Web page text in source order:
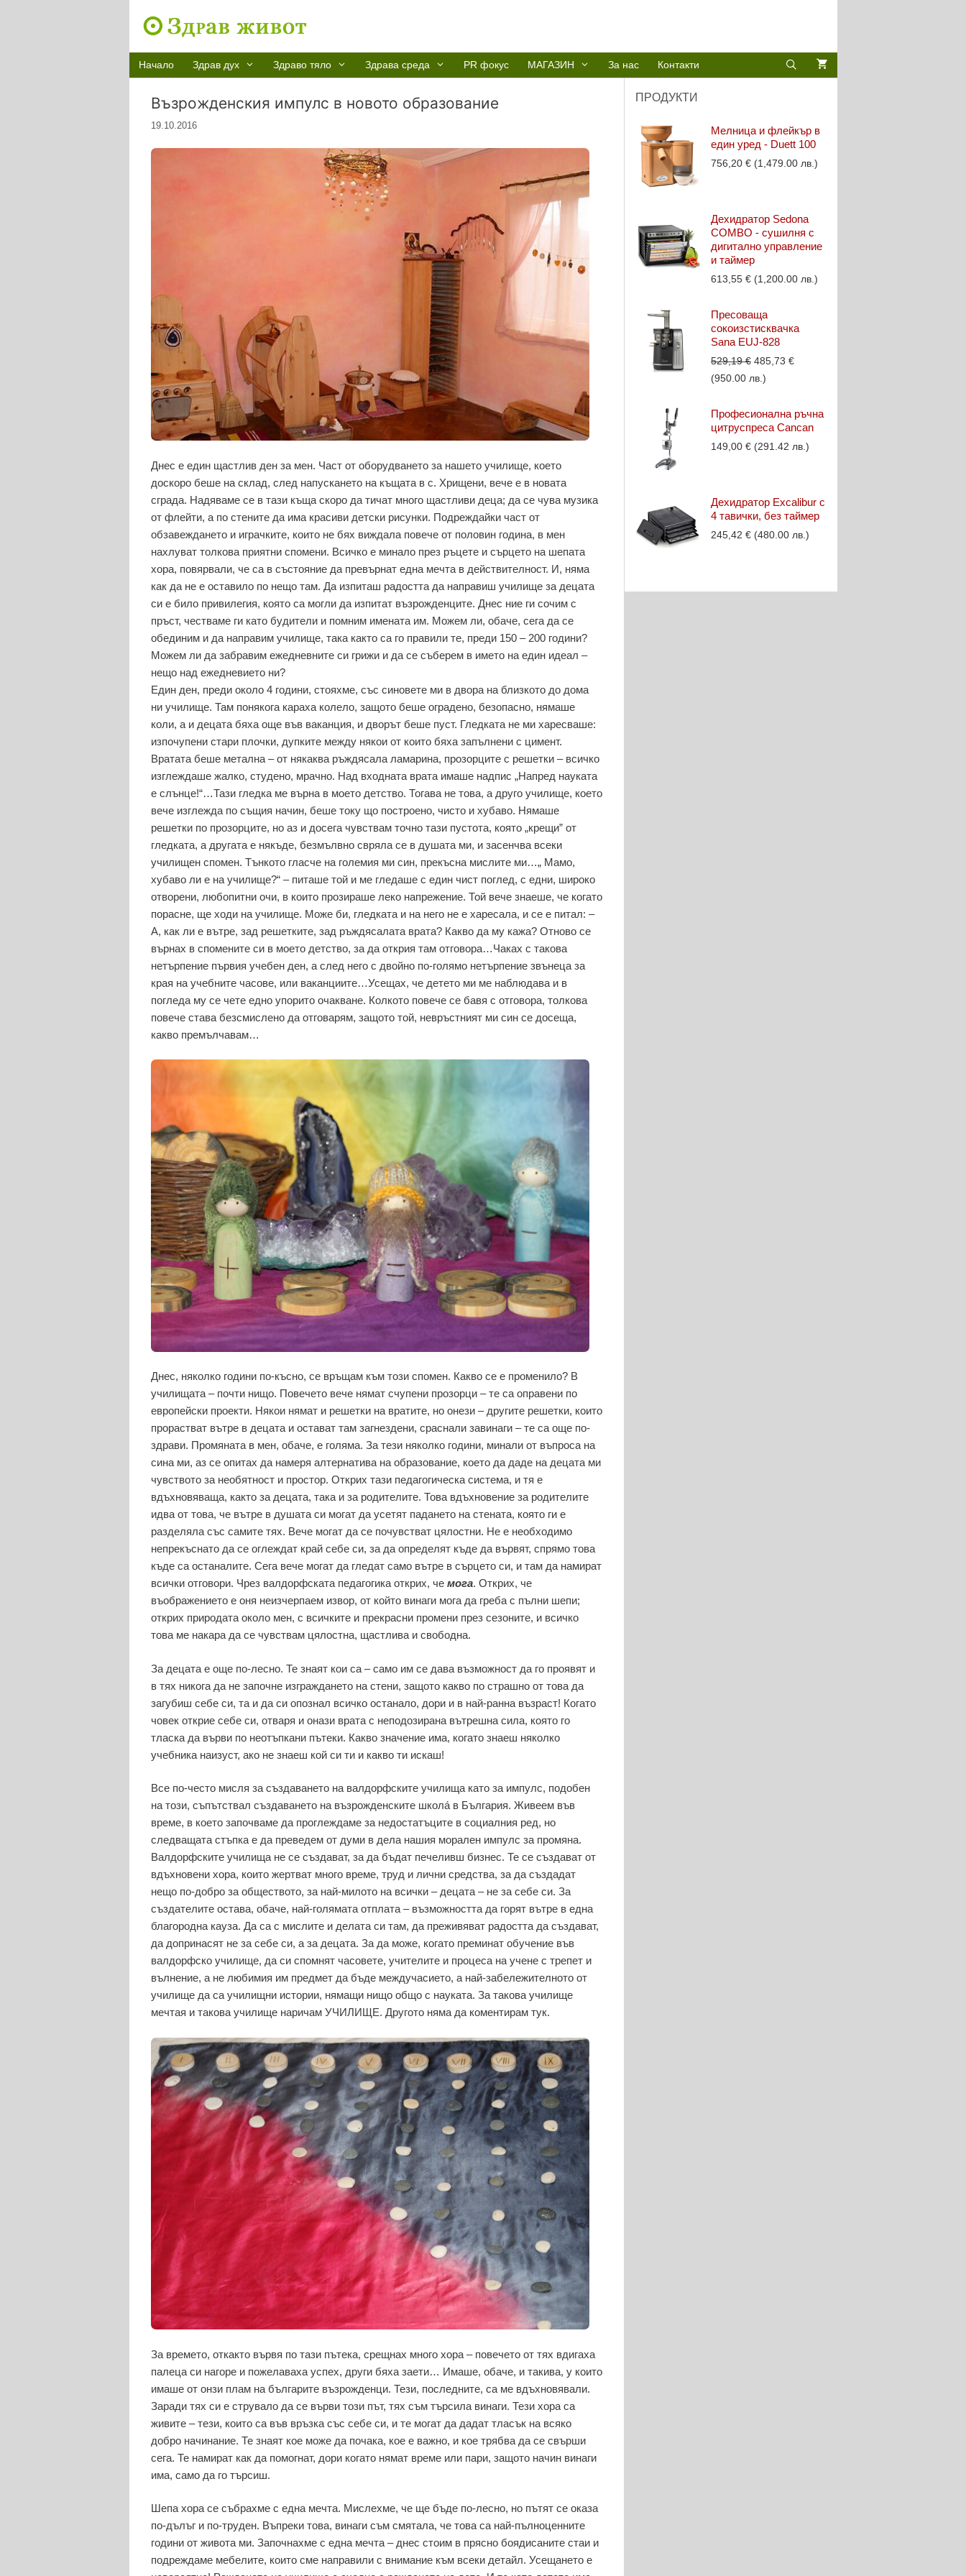
Начало Здрав дух Здраво тяло Здрава среда PR фокус МАГАЗИН За нас Контакти
Възрожденския импулс в новото образование
19.10.2016
Днес е един щастлив ден за мен. Част от оборудването за нашето училище, което
доскоро беше на склад, след напускането на къщата в с. Хрищени, вече е в новата
сграда. Надяваме се в тази къща скоро да тичат много щастливи деца; да се чува музика
от флейти, а по стените да има красиви детски рисунки. Подреждайки част от
обзавеждането и играчките, които не бях виждала повече от половин година, в мен
нахлуват толкова приятни спомени. Всичко е минало през ръцете и сърцето на шепата
хора, повярвали, че са в състояние да превърнат една мечта в действителност. И, няма
как да не е оставило по нещо там. Да изпиташ радостта да направиш училище за децата
си е било привилегия, която са могли да изпитат възрожденците. Днес ние ги сочим с
пръст, честваме ги като будители и помним имената им. Можем ли, обаче, сега да се
обединим и да направим училище, така както са го правили те, преди 150 – 200 години?
Можем ли да забравим ежедневните си грижи и да се съберем в името на един идеал –
нещо над ежедневието ни?
Един ден, преди около 4 години, стояхме, със синовете ми в двора на близкото до дома
ни училище. Там понякога караха колело, защото беше оградено, безопасно, нямаше
коли, а и децата бяха още във ваканция, и дворът беше пуст. Гледката не ми харесваше:
изпочупени стари плочки, дупките между някои от които бяха запълнени с цимент.
Вратата беше метална – от някаква ръждясала ламарина, прозорците с решетки – всичко
изглеждаше жалко, студено, мрачно. Над входната врата имаше надпис „Напред науката
е слънце!“…Тази гледка ме върна в моето детство. Тогава не това, а друго училище, което
вече изглежда по същия начин, беше току що построено, чисто и хубаво. Нямаше
решетки по прозорците, но аз и досега чувствам точно тази пустота, която „крещи” от
гледката, а другата е някъде, безмълвно свряла се в душата ми, и засенчва всеки
училищен спомен. Тънкото гласче на големия ми син, прекъсна мислите ми…„ Мамо,
хубаво ли е на училище?“ – питаше той и ме гледаше с един чист поглед, с едни, широко
отворени, любопитни очи, в които прозираше леко напрежение. Той вече знаеше, че когато
порасне, ще ходи на училище. Може би, гледката и на него не е харесала, и се е питал: –
А, как ли е вътре, зад решетките, зад ръждясалата врата? Какво да му кажа? Отново се
върнах в спомените си в моето детство, за да открия там отговора…Чаках с такова
нетърпение първия учебен ден, а след него с двойно по-голямо нетърпение звънеца за
края на учебните часове, или ваканциите…Усещах, че детето ми ме наблюдава и в
погледа му се чете едно упорито очакване. Колкото повече се бавя с отговора, толкова
повече става безсмислено да отговарям, защото той, невръстният ми син се досеща,
какво премълчавам…
Днес, няколко години по-късно, се връщам към този спомен. Какво се е променило? В
училищата – почти нищо. Повечето вече нямат счупени прозорци – те са оправени по
европейски проекти. Някои нямат и решетки на вратите, но онези – другите решетки, които
прорастват вътре в децата и остават там загнездени, сраснали завинаги – те са още по-
здрави. Промяната в мен, обаче, е голяма. За тези няколко години, минали от въпроса на
сина ми, аз се опитах да намеря алтернатива на образование, което да даде на децата ми
чувството за необятност и простор. Открих тази педагогическа система, и тя е
вдъхновяваща, както за децата, така и за родителите. Това вдъхновение за родителите
идва от това, че вътре в душата си могат да усетят падането на стената, която ги е
разделяла със самите тях. Вече могат да се почувстват цялостни. Не е необходимо
непрекъснато да се оглеждат край себе си, за да определят къде да вървят, спрямо това
къде са останалите. Сега вече могат да гледат само вътре в сърцето си, и там да намират
всички отговори. Чрез валдорфската педагогика открих, че мога. Открих, че
въображението е оня неизчерпаем извор, от който винаги мога да греба с пълни шепи;
открих природата около мен, с всичките и прекрасни промени през сезоните, и всичко
това ме накара да се чувствам цялостна, щастлива и свободна.
За децата е още по-лесно. Те знаят кои са – само им се дава възможност да го проявят и
в тях никога да не започне изграждането на стени, защото какво по страшно от това да
загубиш себе си, та и да си опознал всичко останало, дори и в най-ранна възраст! Когато
човек открие себе си, отваря и онази врата с неподозирана вътрешна сила, която го
тласка да върви по неотъпкани пътеки. Какво значение има, когато знаеш няколко
учебника наизуст, ако не знаеш кой си ти и какво ти искаш!
Все по-често мисля за създаването на валдорфските училища като за импулс, подобен
на този, съпътствал създаването на възрожденските школа́ в България. Живеем във
време, в което започваме да проглеждаме за недостатъците в социалния ред, но
следващата стъпка е да преведем от думи в дела нашия морален импулс за промяна.
Валдорфските училища не се създават, за да бъдат печеливш бизнес. Те се създават от
вдъхновени хора, които жертват много време, труд и лични средства, за да създадат
нещо по-добро за обществото, за най-милото на всички – децата – не за себе си. За
създателите остава, обаче, най-голямата отплата – възможността да горят вътре в една
благородна кауза. Да са с мислите и делата си там, да преживяват радостта да създават,
да допринасят не за себе си, а за децата. За да може, когато преминат обучение във
валдорфско училище, да си спомнят часовете, учителите и процеса на учене с трепет и
вълнение, а не любимия им предмет да бъде междучасието, а най-забележителното от
училище да са училищни истории, нямащи нищо общо с науката. За такова училище
мечтая и такова училище наричам УЧИЛИЩЕ. Другото няма да коментирам тук.
За времето, откакто вървя по тази пътека, срещнах много хора – повечето от тях вдигаха
палеца си нагоре и пожелаваха успех, други бяха заети… Имаше, обаче, и такива, у които
имаше от онзи плам на българите възрожденци. Тези, последните, са ме вдъхновявали.
Заради тях си е струвало да се върви този път, тях съм търсила винаги. Тези хора са
живите – тези, които са във връзка със себе си, и те могат да дадат тласък на всяко
добро начинание. Те знаят кое може да почака, кое е важно, и кое трябва да се свърши
сега. Те намират как да помогнат, дори когато нямат време или пари, защото начин винаги
има, само да го търсиш.
Шепа хора се събрахме с една мечта. Мислехме, че ще бъде по-лесно, но пътят се оказа
по-дълъг и по-труден. Въпреки това, винаги съм смятала, че това са най-пълноценните
години от живота ми. Започнахме с една мечта – днес стоим в прясно боядисаните стаи и
подреждаме мебелите, които сме направили с внимание към всеки детайл. Усещането е
ПРОДУКТИ
Мелница и флейкър в
един уред - Duett 100
756,20 € (1,479.00 лв.)
Дехидратор Sedona
COMBO - сушилня с
дигитално управление
и таймер
613,55 € (1,200.00 лв.)
Пресоваща
сокоизстисквачка
Sana EUJ-828
529,19€ Original
price
529,19 €.
485,73 €Текущата
485,73 €.
(950.00 лв.)
Професионална ръчна
цитруспреса Cancan
149,00 € (291.42 лв.)
Дехидратор Excalibur с
4 тавички, без таймер
245,42 € (480.00 лв.)